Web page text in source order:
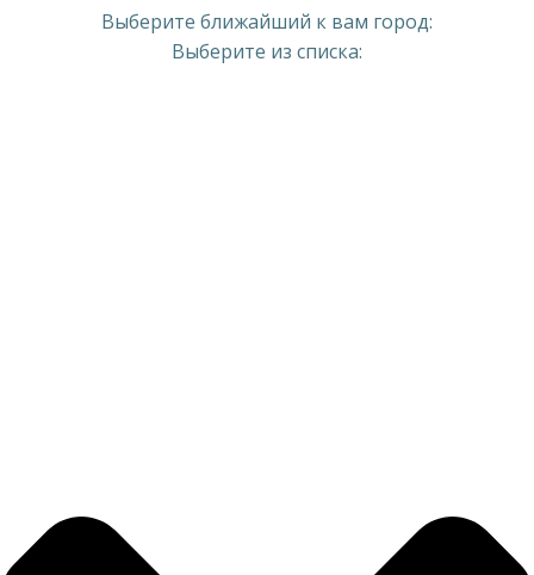
Выберите ближайший к вам город:
Выберите из списка: